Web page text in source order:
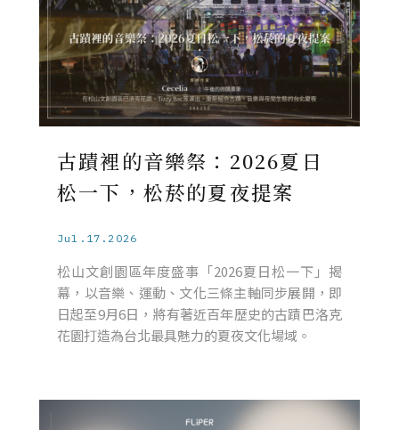
古蹟裡的音樂祭：2026夏日
松一下，松菸的夏夜提案
Jul.17.2026
松山文創園區年度盛事「2026夏日松一下」揭
幕，以音樂、運動、文化三條主軸同步展開，即
日起至9月6日，將有著近百年歷史的古蹟巴洛克
花園打造為台北最具魅力的夏夜文化場域。